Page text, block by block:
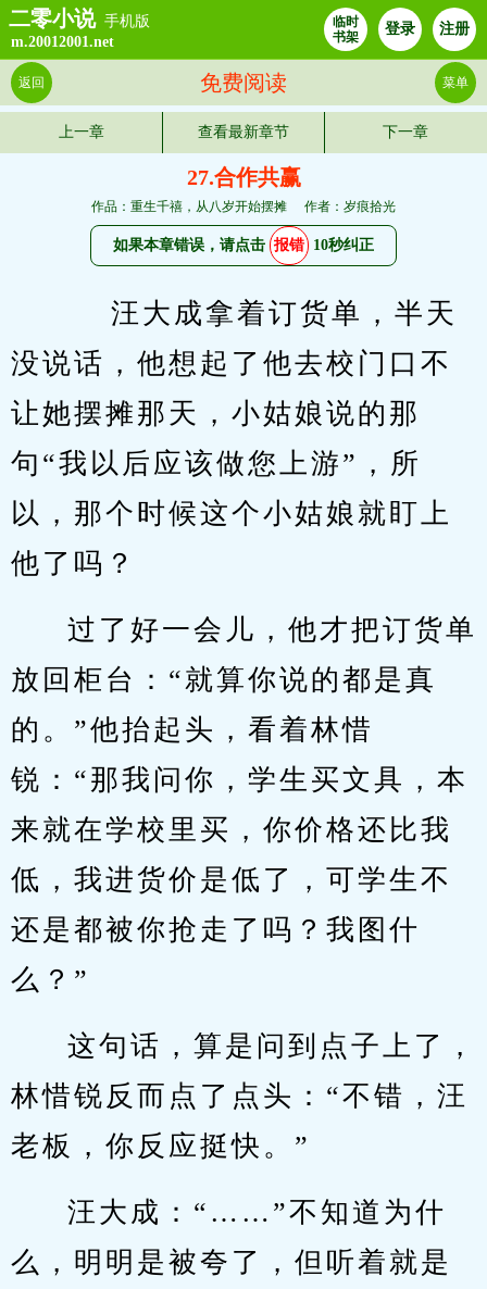
二零小说 手机版
m.20012001.net
临时
书架
登录 注册
免费阅读
返回 菜单
上一章 查看最新章节 下一章
27.合作共赢
作品：重生千禧，从八岁开始摆摊 作者：岁痕拾光
如果本章错误，请点击 报错 10秒纠正
没说话，他想起了他去校门口不
让她摆摊那天，小姑娘说的那
句“我以后应该做您上游”，所
以，那个时候这个小姑娘就盯上
他了吗？
过了好一会儿，他才把订货单
放回柜台：“就算你说的都是真
的。”他抬起头，看着林惜
锐：“那我问你，学生买文具，本
来就在学校里买，你价格还比我
低，我进货价是低了，可学生不
还是都被你抢走了吗？我图什
么？”
这句话，算是问到点子上了，
林惜锐反而点了点头：“不错，汪
老板，你反应挺快。”
汪大成：“……”不知道为什
么，明明是被夸了，但听着就是